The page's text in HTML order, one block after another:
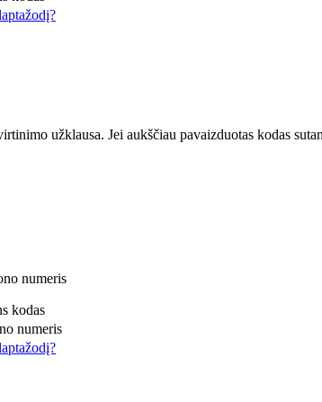
užklausa. Jei aukščiau pavaizduotas kodas
numeris
kodas
numeris